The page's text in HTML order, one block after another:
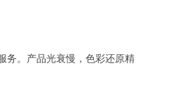
务。产品光衰慢，色彩还原精